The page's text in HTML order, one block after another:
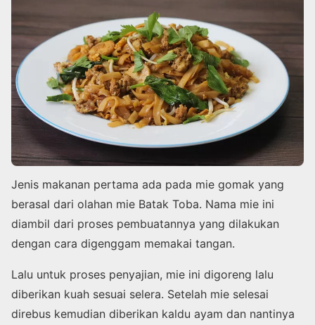
Jenis makanan pertama ada pada mie gomak yang
berasal dari olahan mie Batak Toba. Nama mie ini
diambil dari proses pembuatannya yang dilakukan
dengan cara digenggam memakai tangan.
Lalu untuk proses penyajian, mie ini digoreng lalu
diberikan kuah sesuai selera. Setelah mie selesai
direbus kemudian diberikan kaldu ayam dan nantinya